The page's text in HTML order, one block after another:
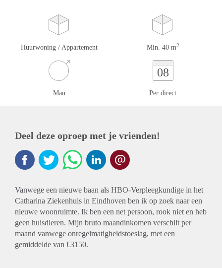
Huurwoning / Appartement Min. 40 m2
Man
08
Per direct
Deel deze oproep met je vrienden!
Vanwege een nieuwe baan als HBO-Verpleegkundige in het
Catharina Ziekenhuis in Eindhoven ben ik op zoek naar een
nieuwe woonruimte. Ik ben een net persoon, rook niet en heb
geen huisdieren. Mijn bruto maandinkomen verschilt per
maand vanwege onregelmatigheidstoeslag, met een
gemiddelde van €3150.